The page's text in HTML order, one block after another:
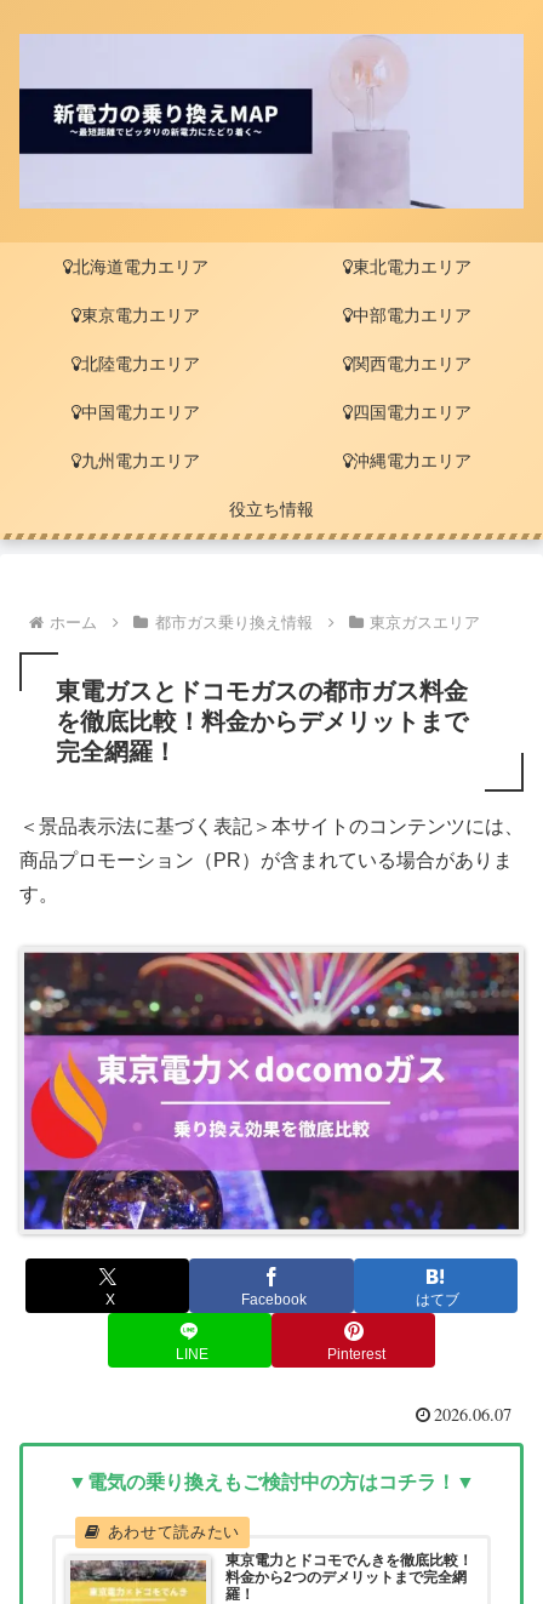
北海道電力エリア 東北電力エリア
東京電力エリア 中部電力エリア
北陸電力エリア 関西電力エリア
中国電力エリア 四国電力エリア
九州電力エリア 沖縄電力エリア
役立ち情報
ホーム 都市ガス乗り換え情報 東京ガスエリア
東電ガスとドコモガスの都市ガス料金
を徹底比較！料金からデメリットまで
完全網羅！
＜景品表示法に基づく表記＞本サイトのコンテンツには、
商品プロモーション（PR）が含まれている場合がありま
す。
X Facebook はてブ
LINE Pinterest
2026.06.07
▼電気の乗り換えもご検討中の方はコチラ！▼
東京電力とドコモでんきを徹底比較！
料金から2つのデメリットまで完全網
羅！